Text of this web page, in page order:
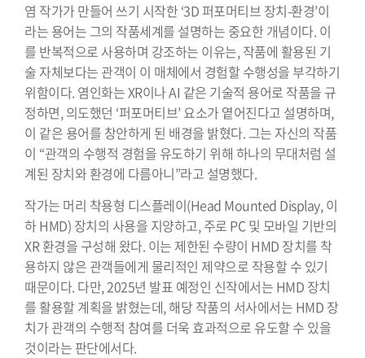
염 작가가 만들어 쓰기 시작한 ‘3D 퍼포머티브 장치-환경’이
라는 용어는 그의 작품세계를 설명하는 중요한 개념이다. 이
를 반복적으로 사용하며 강조하는 이유는, 작품에 활용된 기
술 자체보다는 관객이 이 매체에서 경험할 수행성을 부각하기
위함이다. 염인화는 XR이나 AI 같은 기술적 용어로 작품을 규
정하면, 의도했던 ‘퍼포머티브’ 요소가 옅어진다고 설명하며,
이 같은 용어를 창안하게 된 배경을 밝혔다. 그는 자신의 작품
이 “관객의 수행적 경험을 유도하기 위해 하나의 무대처럼 설
계된 장치와 환경에 다름아니”라고 설명했다.
작가는 머리 착용형 디스플레이(Head Mounted Display, 이
하 HMD) 장치의 사용을 지양하고, 주로 PC 및 모바일 기반의
XR 환경을 구성해 왔다. 이는 제한된 수량이 HMD 장치를 착
용하지 않은 관객들에게 물리적인 제약으로 작용할 수 있기
때문이다. 다만, 2025년 발표 예정인 신작에서는 HMD 장치
를 활용할 계획을 밝혔는데, 해당 작품의 서사에서는 HMD 장
치가 관객의 수행적 참여를 더욱 효과적으로 유도할 수 있을
것이라는 판단에서다.